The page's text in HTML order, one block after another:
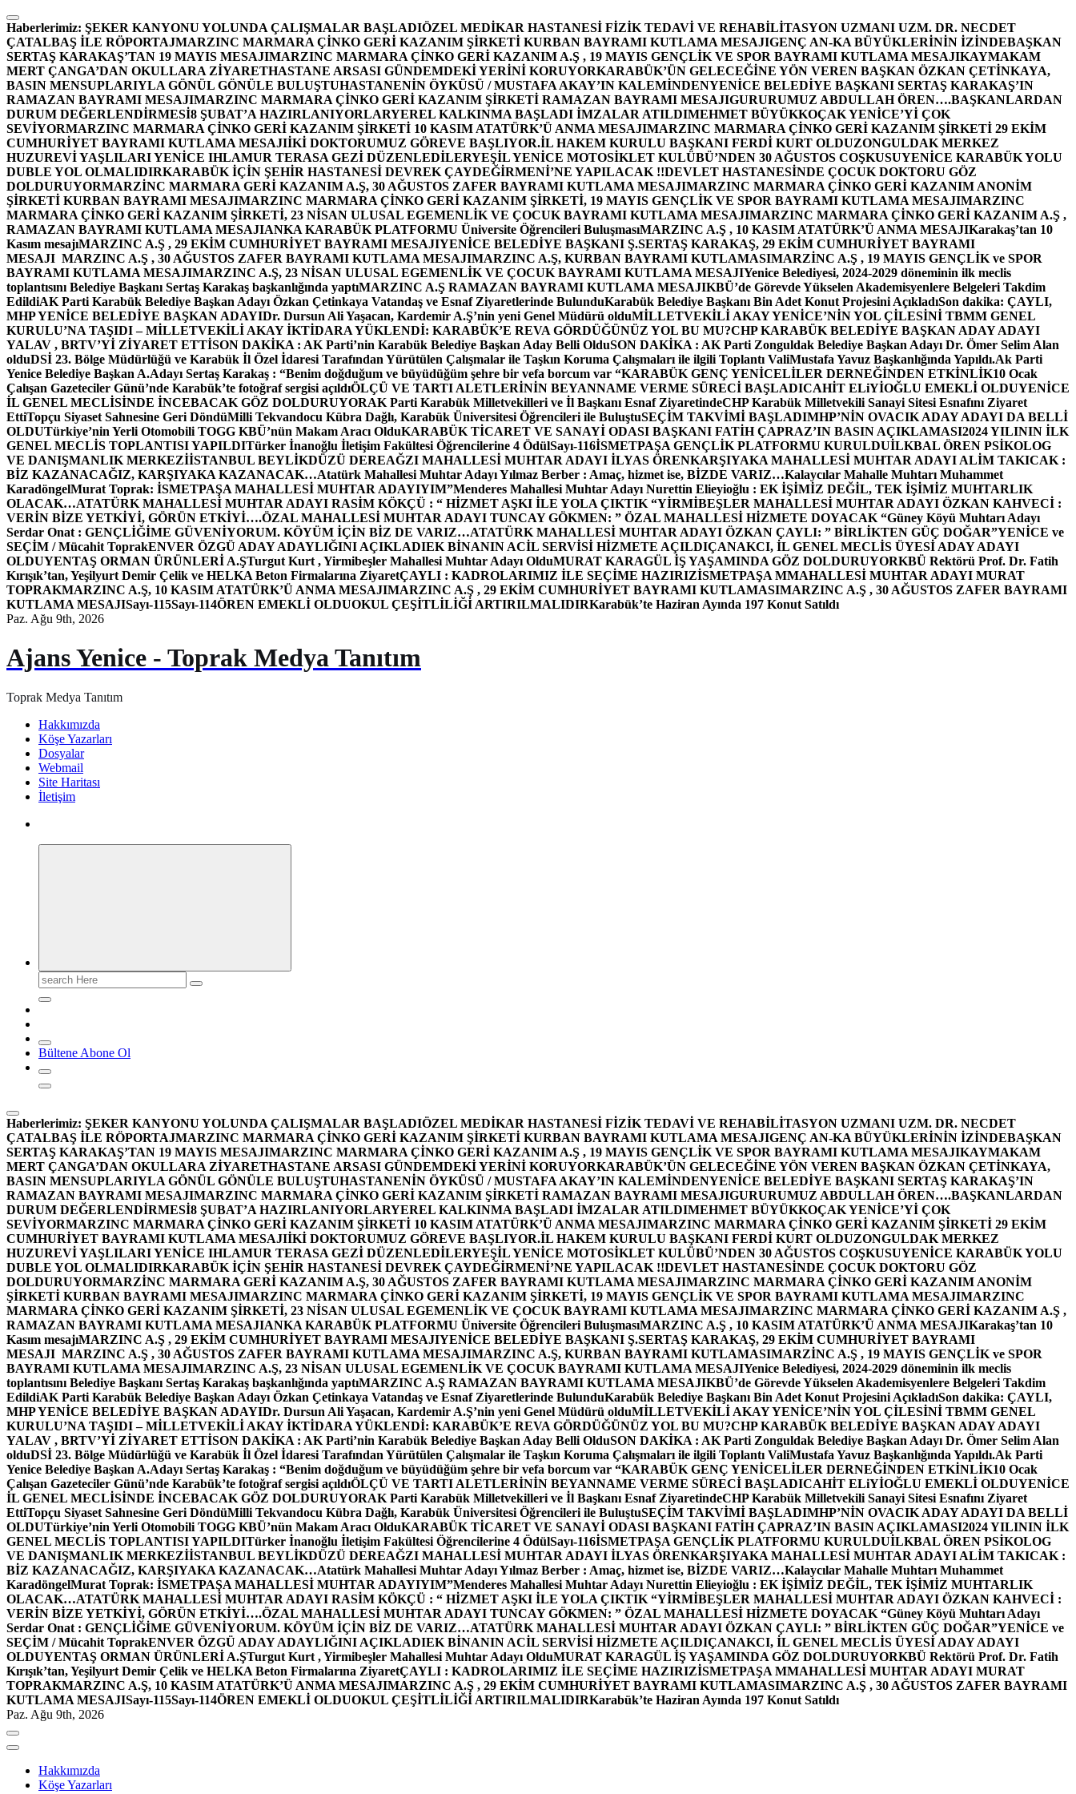
İçeriğe
atla
Haberlerimiz: ŞEKER KANYONU YOLUNDA ÇALIŞMALAR BAŞLADIÖZEL MEDİKAR HASTANESİ FİZİK TEDAVİ VE REHABİLİTASYON UZMANI UZM. DR. NECDET
ÇATALBAŞ İLE RÖPORTAJMARZINC MARMARA ÇİNKO GERİ KAZANIM ŞİRKETİ KURBAN BAYRAMI KUTLAMA MESAJIGENÇ AN-KA BÜYÜKLERİNİN İZİNDEBAŞKAN
SERTAŞ KARAKAŞ’TAN 19 MAYIS MESAJIMARZINC MARMARA ÇİNKO GERİ KAZANIM A.Ş , 19 MAYIS GENÇLİK VE SPOR BAYRAMI KUTLAMA MESAJIKAYMAKAM
MERT ÇANGA’DAN OKULLARA ZİYARETHASTANE ARSASI GÜNDEMDEKİ YERİNİ KORUYORKARABÜK’ÜN GELECEĞİNE YÖN VEREN BAŞKAN ÖZKAN ÇETİNKAYA,
BASIN MENSUPLARIYLA GÖNÜL GÖNÜLE BULUŞTUHASTANENİN ÖYKÜSÜ / MUSTAFA AKAY’IN KALEMİNDENYENİCE BELEDİYE BAŞKANI SERTAŞ KARAKAŞ’IN
RAMAZAN BAYRAMI MESAJIMARZINC MARMARA ÇİNKO GERİ KAZANIM ŞİRKETİ RAMAZAN BAYRAMI MESAJIGURURUMUZ ABDULLAH ÖREN….BAŞKANLARDAN
DURUM DEĞERLENDİRMESİ8 ŞUBAT’A HAZIRLANIYORLARYEREL KALKINMA BAŞLADI İMZALAR ATILDIMEHMET BÜYÜKKOÇAK YENİCE’Yİ ÇOK
SEVİYORMARZINC MARMARA ÇİNKO GERİ KAZANIM ŞİRKETİ 10 KASIM ATATÜRK’Ü ANMA MESAJIMARZINC MARMARA ÇİNKO GERİ KAZANIM ŞİRKETİ 29 EKİM
CUMHURİYET BAYRAMI KUTLAMA MESAJIİKİ DOKTORUMUZ GÖREVE BAŞLIYOR.İL HAKEM KURULU BAŞKANI FERDİ KURT OLDUZONGULDAK MERKEZ
HUZUREVİ YAŞLILARI YENİCE IHLAMUR TERASA GEZİ DÜZENLEDİLERYEŞİL YENİCE MOTOSİKLET KULÜBÜ’NDEN 30 AĞUSTOS COŞKUSUYENİCE KARABÜK YOLU
DUBLE YOL OLMALIDIRKARABÜK İÇİN ŞEHİR HASTANESİ DEVREK ÇAYDEĞİRMENİ’NE YAPILACAK !!DEVLET HASTANESİNDE ÇOCUK DOKTORU GÖZ
DOLDURUYORMARZİNC MARMARA GERİ KAZANIM A.Ş, 30 AĞUSTOS ZAFER BAYRAMI KUTLAMA MESAJIMARZINC MARMARA ÇİNKO GERİ KAZANIM ANONİM
ŞİRKETİ KURBAN BAYRAMI MESAJIMARZINC MARMARA ÇİNKO GERİ KAZANIM ŞİRKETİ, 19 MAYIS GENÇLİK VE SPOR BAYRAMI KUTLAMA MESAJIMARZINC
MARMARA ÇİNKO GERİ KAZANIM ŞİRKETİ, 23 NİSAN ULUSAL EGEMENLİK VE ÇOCUK BAYRAMI KUTLAMA MESAJIMARZINC MARMARA ÇİNKO GERİ KAZANIM A.Ş ,
RAMAZAN BAYRAMI KUTLAMA MESAJIANKA KARABÜK PLATFORMU Üniversite Öğrencileri BuluşmasıMARZINC A.Ş , 10 KASIM ATATÜRK’Ü ANMA MESAJIKarakaş’tan 10
Kasım mesajıMARZINC A.Ş , 29 EKİM CUMHURİYET BAYRAMI MESAJIYENİCE BELEDİYE BAŞKANI Ş.SERTAŞ KARAKAŞ, 29 EKİM CUMHURİYET BAYRAMI
MESAJI MARZINC A.Ş , 30 AĞUSTOS ZAFER BAYRAMI KUTLAMA MESAJIMARZINC A.Ş, KURBAN BAYRAMI KUTLAMASIMARZİNC A.Ş , 19 MAYIS GENÇLİK ve SPOR
BAYRAMI KUTLAMA MESAJIMARZINC A.Ş, 23 NİSAN ULUSAL EGEMENLİK VE ÇOCUK BAYRAMI KUTLAMA MESAJIYenice Belediyesi, 2024-2029 döneminin ilk meclis
toplantısını Belediye Başkanı Sertaş Karakaş başkanlığında yaptıMARZINC A.Ş RAMAZAN BAYRAMI KUTLAMA MESAJIKBÜ’de Görevde Yükselen Akademisyenlere Belgeleri Takdim
EdildiAK Parti Karabük Belediye Başkan Adayı Özkan Çetinkaya Vatandaş ve Esnaf Ziyaretlerinde BulunduKarabük Belediye Başkanı Bin Adet Konut Projesini AçıkladıSon dakika: ÇAYLI,
MHP YENİCE BELEDİYE BAŞKAN ADAYIDr. Dursun Ali Yaşacan, Kardemir A.Ş’nin yeni Genel Müdürü olduMİLLETVEKİLİ AKAY YENİCE’NİN YOL ÇİLESİNİ TBMM GENEL
KURULU’NA TAŞIDI – MİLLETVEKİLİ AKAY İKTİDARA YÜKLENDİ: KARABÜK’E REVA GÖRDÜĞÜNÜZ YOL BU MU?CHP KARABÜK BELEDİYE BAŞKAN ADAY ADAYI
YALAV , BRTV’Yİ ZİYARET ETTİSON DAKİKA : AK Parti’nin Karabük Belediye Başkan Aday Belli OlduSON DAKİKA : AK Parti Zonguldak Belediye Başkan Adayı Dr. Ömer Selim Alan
olduDSİ 23. Bölge Müdürlüğü ve Karabük İl Özel İdaresi Tarafından Yürütülen Çalışmalar ile Taşkın Koruma Çalışmaları ile ilgili Toplantı ValiMustafa Yavuz Başkanlığında Yapıldı.Ak Parti
Yenice Belediye Başkan A.Adayı Sertaş Karakaş : “Benim doğduğum ve büyüdüğüm şehre bir vefa borcum var “KARABÜK GENÇ YENİCELİLER DERNEĞİNDEN ETKİNLİK10 Ocak
Çalışan Gazeteciler Günü’nde Karabük’te fotoğraf sergisi açıldıÖLÇÜ VE TARTI ALETLERİNİN BEYANNAME VERME SÜRECİ BAŞLADICAHİT ELiYİOĞLU EMEKLİ OLDUYENİCE
İL GENEL MECLİSİNDE İNCEBACAK GÖZ DOLDURUYORAK Parti Karabük Milletvekilleri ve İl Başkanı Esnaf ZiyaretindeCHP Karabük Milletvekili Sanayi Sitesi Esnafını Ziyaret
EttiTopçu Siyaset Sahnesine Geri DöndüMilli Tekvandocu Kübra Dağlı, Karabük Üniversitesi Öğrencileri ile BuluştuSEÇİM TAKVİMİ BAŞLADIMHP’NİN OVACIK ADAY ADAYI DA BELLİ
OLDUTürkiye’nin Yerli Otomobili TOGG KBÜ’nün Makam Aracı OlduKARABÜK TİCARET VE SANAYİ ODASI BAŞKANI FATİH ÇAPRAZ’IN BASIN AÇIKLAMASI2024 YILININ İLK
GENEL MECLİS TOPLANTISI YAPILDITürker İnanoğlu İletişim Fakültesi Öğrencilerine 4 ÖdülSayı-116İSMETPAŞA GENÇLİK PLATFORMU KURULDUİLKBAL ÖREN PSİKOLOG
VE DANIŞMANLIK MERKEZİİSTANBUL BEYLİKDÜZÜ DEREAĞZI MAHALLESİ MUHTAR ADAYI İLYAS ÖRENKARŞIYAKA MAHALLESİ MUHTAR ADAYI ALİM TAKICAK :
BİZ KAZANACAĞIZ, KARŞIYAKA KAZANACAK…Atatürk Mahallesi Muhtar Adayı Yılmaz Berber : Amaç, hizmet ise, BİZDE VARIZ…Kalaycılar Mahalle Muhtarı Muhammet
KaradöngelMurat Toprak: İSMETPAŞA MAHALLESİ MUHTAR ADAYIYIM”Menderes Mahallesi Muhtar Adayı Nurettin Elieyioğlu : EK İŞİMİZ DEĞİL, TEK İŞİMİZ MUHTARLIK
OLACAK…ATATÜRK MAHALLESİ MUHTAR ADAYI RASİM KÖKÇÜ : “ HİZMET AŞKI İLE YOLA ÇIKTIK “YİRMİBEŞLER MAHALLESİ MUHTAR ADAYI ÖZKAN KAHVECİ :
VERİN BİZE YETKİYİ, GÖRÜN ETKİYİ….ÖZAL MAHALLESİ MUHTAR ADAYI TUNCAY GÖKMEN: ” ÖZAL MAHALLESİ HİZMETE DOYACAK “Güney Köyü Muhtarı Adayı
Serdar Onat : GENÇLİĞİME GÜVENİYORUM. KÖYÜM İÇİN BİZ DE VARIZ…ATATÜRK MAHALLESİ MUHTAR ADAYI ÖZKAN ÇAYLI: ” BİRLİKTEN GÜÇ DOĞAR”YENİCE ve
SEÇİM / Mücahit ToprakENVER ÖZGÜ ADAY ADAYLIĞINI AÇIKLADIEK BİNANIN ACİL SERVİSİ HİZMETE AÇILDIÇANAKCI, İL GENEL MECLİS ÜYESİ ADAY ADAYI
OLDUYENTAŞ ORMAN ÜRÜNLERİ A.ŞTurgut Kurt , Yirmibeşler Mahallesi Muhtar Adayı OlduMURAT KARAGÜL İŞ YAŞAMINDA GÖZ DOLDURUYORKBÜ Rektörü Prof. Dr. Fatih
Kırışık’tan, Yeşilyurt Demir Çelik ve HELKA Beton Firmalarına ZiyaretÇAYLI : KADROLARIMIZ İLE SEÇİME HAZIRIZİSMETPAŞA MMAHALLESİ MUHTAR ADAYI MURAT
TOPRAKMARZINC A.Ş, 10 KASIM ATATÜRK’Ü ANMA MESAJIMARZINC A.Ş , 29 EKİM CUMHURİYET BAYRAMI KUTLAMASIMARZINC A.Ş , 30 AĞUSTOS ZAFER BAYRAMI
KUTLAMA MESAJISayı-115Sayı-114ÖREN EMEKLİ OLDUOKUL ÇEŞİTLİLİĞİ ARTIRILMALIDIRKarabük’te Haziran Ayında 197 Konut Satıldı
Paz. Ağu 9th, 2026
Ajans Yenice - Toprak Medya Tanıtım
Toprak Medya Tanıtım
Hakkımızda
Köşe Yazarları
Dosyalar
Webmail
Site Haritası
İletişim
Search
for:
Bültene Abone Ol
Haberlerimiz: ŞEKER KANYONU YOLUNDA ÇALIŞMALAR BAŞLADIÖZEL MEDİKAR HASTANESİ FİZİK TEDAVİ VE REHABİLİTASYON UZMANI UZM. DR. NECDET
ÇATALBAŞ İLE RÖPORTAJMARZINC MARMARA ÇİNKO GERİ KAZANIM ŞİRKETİ KURBAN BAYRAMI KUTLAMA MESAJIGENÇ AN-KA BÜYÜKLERİNİN İZİNDEBAŞKAN
SERTAŞ KARAKAŞ’TAN 19 MAYIS MESAJIMARZINC MARMARA ÇİNKO GERİ KAZANIM A.Ş , 19 MAYIS GENÇLİK VE SPOR BAYRAMI KUTLAMA MESAJIKAYMAKAM
MERT ÇANGA’DAN OKULLARA ZİYARETHASTANE ARSASI GÜNDEMDEKİ YERİNİ KORUYORKARABÜK’ÜN GELECEĞİNE YÖN VEREN BAŞKAN ÖZKAN ÇETİNKAYA,
BASIN MENSUPLARIYLA GÖNÜL GÖNÜLE BULUŞTUHASTANENİN ÖYKÜSÜ / MUSTAFA AKAY’IN KALEMİNDENYENİCE BELEDİYE BAŞKANI SERTAŞ KARAKAŞ’IN
RAMAZAN BAYRAMI MESAJIMARZINC MARMARA ÇİNKO GERİ KAZANIM ŞİRKETİ RAMAZAN BAYRAMI MESAJIGURURUMUZ ABDULLAH ÖREN….BAŞKANLARDAN
DURUM DEĞERLENDİRMESİ8 ŞUBAT’A HAZIRLANIYORLARYEREL KALKINMA BAŞLADI İMZALAR ATILDIMEHMET BÜYÜKKOÇAK YENİCE’Yİ ÇOK
SEVİYORMARZINC MARMARA ÇİNKO GERİ KAZANIM ŞİRKETİ 10 KASIM ATATÜRK’Ü ANMA MESAJIMARZINC MARMARA ÇİNKO GERİ KAZANIM ŞİRKETİ 29 EKİM
CUMHURİYET BAYRAMI KUTLAMA MESAJIİKİ DOKTORUMUZ GÖREVE BAŞLIYOR.İL HAKEM KURULU BAŞKANI FERDİ KURT OLDUZONGULDAK MERKEZ
HUZUREVİ YAŞLILARI YENİCE IHLAMUR TERASA GEZİ DÜZENLEDİLERYEŞİL YENİCE MOTOSİKLET KULÜBÜ’NDEN 30 AĞUSTOS COŞKUSUYENİCE KARABÜK YOLU
DUBLE YOL OLMALIDIRKARABÜK İÇİN ŞEHİR HASTANESİ DEVREK ÇAYDEĞİRMENİ’NE YAPILACAK !!DEVLET HASTANESİNDE ÇOCUK DOKTORU GÖZ
DOLDURUYORMARZİNC MARMARA GERİ KAZANIM A.Ş, 30 AĞUSTOS ZAFER BAYRAMI KUTLAMA MESAJIMARZINC MARMARA ÇİNKO GERİ KAZANIM ANONİM
ŞİRKETİ KURBAN BAYRAMI MESAJIMARZINC MARMARA ÇİNKO GERİ KAZANIM ŞİRKETİ, 19 MAYIS GENÇLİK VE SPOR BAYRAMI KUTLAMA MESAJIMARZINC
MARMARA ÇİNKO GERİ KAZANIM ŞİRKETİ, 23 NİSAN ULUSAL EGEMENLİK VE ÇOCUK BAYRAMI KUTLAMA MESAJIMARZINC MARMARA ÇİNKO GERİ KAZANIM A.Ş ,
RAMAZAN BAYRAMI KUTLAMA MESAJIANKA KARABÜK PLATFORMU Üniversite Öğrencileri BuluşmasıMARZINC A.Ş , 10 KASIM ATATÜRK’Ü ANMA MESAJIKarakaş’tan 10
Kasım mesajıMARZINC A.Ş , 29 EKİM CUMHURİYET BAYRAMI MESAJIYENİCE BELEDİYE BAŞKANI Ş.SERTAŞ KARAKAŞ, 29 EKİM CUMHURİYET BAYRAMI
MESAJI MARZINC A.Ş , 30 AĞUSTOS ZAFER BAYRAMI KUTLAMA MESAJIMARZINC A.Ş, KURBAN BAYRAMI KUTLAMASIMARZİNC A.Ş , 19 MAYIS GENÇLİK ve SPOR
BAYRAMI KUTLAMA MESAJIMARZINC A.Ş, 23 NİSAN ULUSAL EGEMENLİK VE ÇOCUK BAYRAMI KUTLAMA MESAJIYenice Belediyesi, 2024-2029 döneminin ilk meclis
toplantısını Belediye Başkanı Sertaş Karakaş başkanlığında yaptıMARZINC A.Ş RAMAZAN BAYRAMI KUTLAMA MESAJIKBÜ’de Görevde Yükselen Akademisyenlere Belgeleri Takdim
EdildiAK Parti Karabük Belediye Başkan Adayı Özkan Çetinkaya Vatandaş ve Esnaf Ziyaretlerinde BulunduKarabük Belediye Başkanı Bin Adet Konut Projesini AçıkladıSon dakika: ÇAYLI,
MHP YENİCE BELEDİYE BAŞKAN ADAYIDr. Dursun Ali Yaşacan, Kardemir A.Ş’nin yeni Genel Müdürü olduMİLLETVEKİLİ AKAY YENİCE’NİN YOL ÇİLESİNİ TBMM GENEL
KURULU’NA TAŞIDI – MİLLETVEKİLİ AKAY İKTİDARA YÜKLENDİ: KARABÜK’E REVA GÖRDÜĞÜNÜZ YOL BU MU?CHP KARABÜK BELEDİYE BAŞKAN ADAY ADAYI
YALAV , BRTV’Yİ ZİYARET ETTİSON DAKİKA : AK Parti’nin Karabük Belediye Başkan Aday Belli OlduSON DAKİKA : AK Parti Zonguldak Belediye Başkan Adayı Dr. Ömer Selim Alan
olduDSİ 23. Bölge Müdürlüğü ve Karabük İl Özel İdaresi Tarafından Yürütülen Çalışmalar ile Taşkın Koruma Çalışmaları ile ilgili Toplantı ValiMustafa Yavuz Başkanlığında Yapıldı.Ak Parti
Yenice Belediye Başkan A.Adayı Sertaş Karakaş : “Benim doğduğum ve büyüdüğüm şehre bir vefa borcum var “KARABÜK GENÇ YENİCELİLER DERNEĞİNDEN ETKİNLİK10 Ocak
Çalışan Gazeteciler Günü’nde Karabük’te fotoğraf sergisi açıldıÖLÇÜ VE TARTI ALETLERİNİN BEYANNAME VERME SÜRECİ BAŞLADICAHİT ELiYİOĞLU EMEKLİ OLDUYENİCE
İL GENEL MECLİSİNDE İNCEBACAK GÖZ DOLDURUYORAK Parti Karabük Milletvekilleri ve İl Başkanı Esnaf ZiyaretindeCHP Karabük Milletvekili Sanayi Sitesi Esnafını Ziyaret
EttiTopçu Siyaset Sahnesine Geri DöndüMilli Tekvandocu Kübra Dağlı, Karabük Üniversitesi Öğrencileri ile BuluştuSEÇİM TAKVİMİ BAŞLADIMHP’NİN OVACIK ADAY ADAYI DA BELLİ
OLDUTürkiye’nin Yerli Otomobili TOGG KBÜ’nün Makam Aracı OlduKARABÜK TİCARET VE SANAYİ ODASI BAŞKANI FATİH ÇAPRAZ’IN BASIN AÇIKLAMASI2024 YILININ İLK
GENEL MECLİS TOPLANTISI YAPILDITürker İnanoğlu İletişim Fakültesi Öğrencilerine 4 ÖdülSayı-116İSMETPAŞA GENÇLİK PLATFORMU KURULDUİLKBAL ÖREN PSİKOLOG
VE DANIŞMANLIK MERKEZİİSTANBUL BEYLİKDÜZÜ DEREAĞZI MAHALLESİ MUHTAR ADAYI İLYAS ÖRENKARŞIYAKA MAHALLESİ MUHTAR ADAYI ALİM TAKICAK :
BİZ KAZANACAĞIZ, KARŞIYAKA KAZANACAK…Atatürk Mahallesi Muhtar Adayı Yılmaz Berber : Amaç, hizmet ise, BİZDE VARIZ…Kalaycılar Mahalle Muhtarı Muhammet
KaradöngelMurat Toprak: İSMETPAŞA MAHALLESİ MUHTAR ADAYIYIM”Menderes Mahallesi Muhtar Adayı Nurettin Elieyioğlu : EK İŞİMİZ DEĞİL, TEK İŞİMİZ MUHTARLIK
OLACAK…ATATÜRK MAHALLESİ MUHTAR ADAYI RASİM KÖKÇÜ : “ HİZMET AŞKI İLE YOLA ÇIKTIK “YİRMİBEŞLER MAHALLESİ MUHTAR ADAYI ÖZKAN KAHVECİ :
VERİN BİZE YETKİYİ, GÖRÜN ETKİYİ….ÖZAL MAHALLESİ MUHTAR ADAYI TUNCAY GÖKMEN: ” ÖZAL MAHALLESİ HİZMETE DOYACAK “Güney Köyü Muhtarı Adayı
Serdar Onat : GENÇLİĞİME GÜVENİYORUM. KÖYÜM İÇİN BİZ DE VARIZ…ATATÜRK MAHALLESİ MUHTAR ADAYI ÖZKAN ÇAYLI: ” BİRLİKTEN GÜÇ DOĞAR”YENİCE ve
SEÇİM / Mücahit ToprakENVER ÖZGÜ ADAY ADAYLIĞINI AÇIKLADIEK BİNANIN ACİL SERVİSİ HİZMETE AÇILDIÇANAKCI, İL GENEL MECLİS ÜYESİ ADAY ADAYI
OLDUYENTAŞ ORMAN ÜRÜNLERİ A.ŞTurgut Kurt , Yirmibeşler Mahallesi Muhtar Adayı OlduMURAT KARAGÜL İŞ YAŞAMINDA GÖZ DOLDURUYORKBÜ Rektörü Prof. Dr. Fatih
Kırışık’tan, Yeşilyurt Demir Çelik ve HELKA Beton Firmalarına ZiyaretÇAYLI : KADROLARIMIZ İLE SEÇİME HAZIRIZİSMETPAŞA MMAHALLESİ MUHTAR ADAYI MURAT
TOPRAKMARZINC A.Ş, 10 KASIM ATATÜRK’Ü ANMA MESAJIMARZINC A.Ş , 29 EKİM CUMHURİYET BAYRAMI KUTLAMASIMARZINC A.Ş , 30 AĞUSTOS ZAFER BAYRAMI
KUTLAMA MESAJISayı-115Sayı-114ÖREN EMEKLİ OLDUOKUL ÇEŞİTLİLİĞİ ARTIRILMALIDIRKarabük’te Haziran Ayında 197 Konut Satıldı
Paz. Ağu 9th, 2026
Hakkımızda
Köşe Yazarları